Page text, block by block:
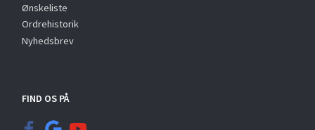
Ønskeliste
Ordrehistorik
Nyhedsbrev
FIND OS PÅ